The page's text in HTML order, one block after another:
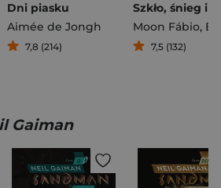
Dni piasku
Aimée de Jongh
7,8 (214)
Moon Fábio, Bá
7,5 (132)
Gaiman